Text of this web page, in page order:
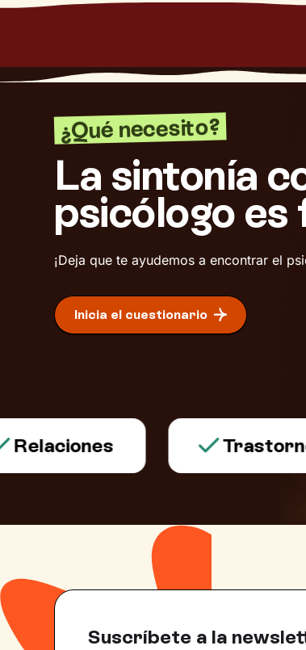
¿Qué necesito?
La sintonía
psicólogo es
¡Deja que te ayudemos a encontrar el
Inicia el cuestionario
Trastornos
Suscríbete a la